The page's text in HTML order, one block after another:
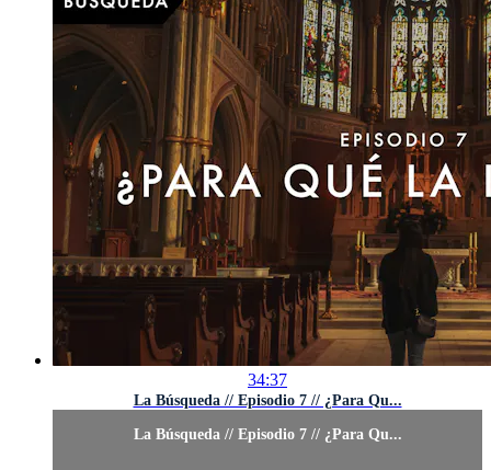
34:37
La Búsqueda // Episodio 7 // ¿Para Qu...
La Búsqueda // Episodio 7 // ¿Para Qu...